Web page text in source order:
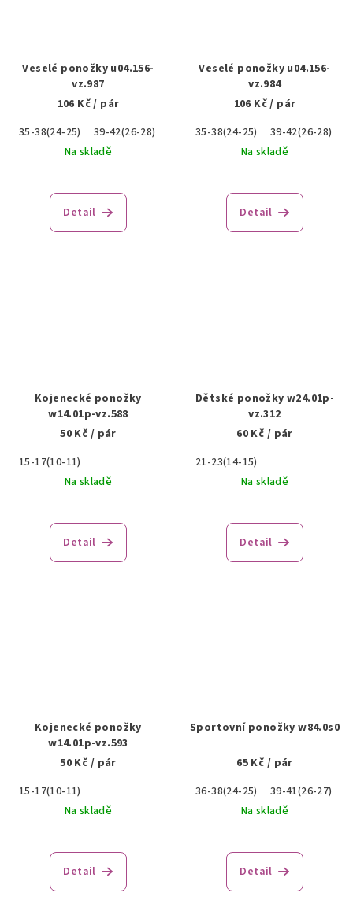
Veselé ponožky u04.156-
vz.987
106 Kč/ pár
35-38(24-25)
39-42(26-28)
43-46(28-29)
Na skladě
Detail
Veselé ponožky u04.156-
vz.984
106 Kč/ pár
35-38(24-25)
39-42(26-28)
Na skladě
Detail
Kojenecké ponožky
w14.01p-vz.588
50 Kč / pár
15-17(10-11)
Na skladě
Detail
Dětské ponožky w24.01p-
vz.312
60 Kč / pár
21-23(14-15)
Na skladě
Detail
Kojenecké ponožky
w14.01p-vz.593
50 Kč / pár
15-17(10-11)
Na skladě
Detail
Sportovní ponožky w84.0s0
65 Kč / pár
36-38(24-25)
39-41(26-27)
Na skladě
Detail